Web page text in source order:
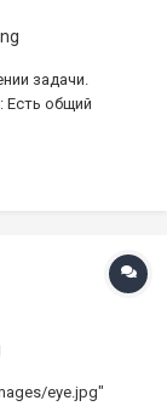
задачи.
Есть общий
заранее не
могут...
eye.jpg"